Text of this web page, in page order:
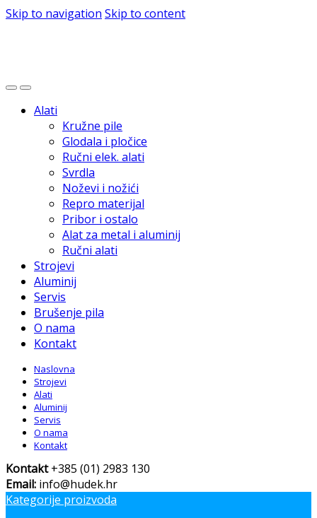
Skip to navigation Skip to content
Alati
Kružne pile
Glodala i pločice
Ručni elek. alati
Svrdla
Noževi i nožići
Repro materijal
Pribor i ostalo
Alat za metal i aluminij
Ručni alati
Strojevi
Aluminij
Servis
Brušenje pila
O nama
Kontakt
Naslovna
Strojevi
Alati
Aluminij
Servis
O nama
Kontakt
Kontakt+385 (01) 2983 130
Email: info@hudek.hr
Kategorije proizvoda